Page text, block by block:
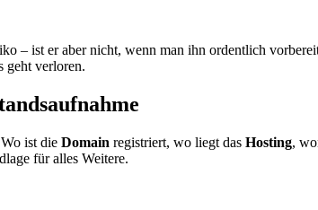
– ist er aber nicht, wenn man ihn ordentlich
geht verloren.
ist die Domain registriert, wo liegt das Hosting,
für alles Weitere.